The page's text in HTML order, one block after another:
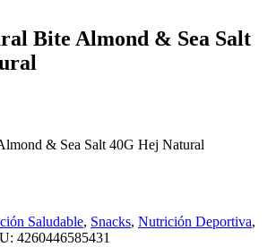
Bite Almond & Sea Salt
& Sea Salt 40G Hej Natural
Saludable, Snacks, Nutrición Deportiva,
4260446585431